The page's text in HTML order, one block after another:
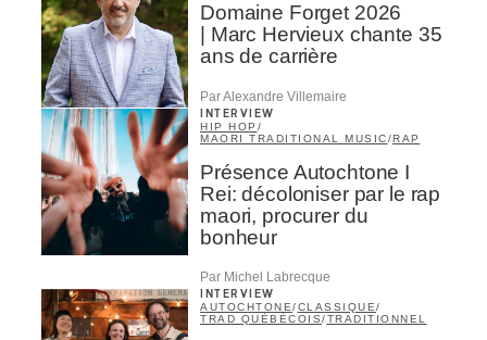
Domaine Forget 2026
| Marc Hervieux chante 35
ans de carrière
Par Alexandre Villemaire
INTERVIEW
HIP HOP /
MAORI TRADITIONAL MUSIC/RAP
Présence Autochtone I
Rei: décoloniser par le rap
maori, procurer du
bonheur
Par Michel Labrecque
INTERVIEW
AUTOCHTONE/CLASSIQUE/
TRAD QUÉBÉCOIS/TRADITIONNEL